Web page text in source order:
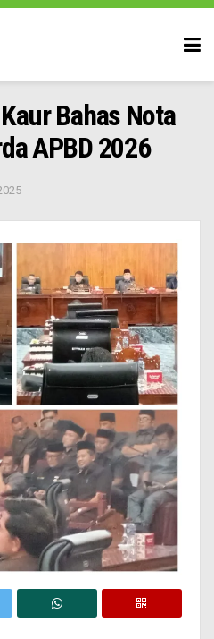
Bahas Nota
APBD 2026